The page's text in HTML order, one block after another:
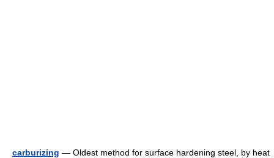
carburizing — Oldest method for surface hardening steel, by heat